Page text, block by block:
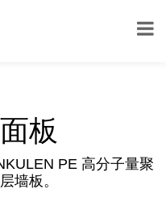
板
PE 高分子量聚
墙板。